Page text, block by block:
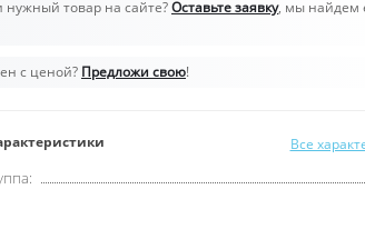
товар на сайте?Оставьте заявку, мы найдем
с ценой? Предложи свою!
Все